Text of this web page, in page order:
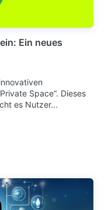
Ein neues
Space“. Dieses
es Nutzer...